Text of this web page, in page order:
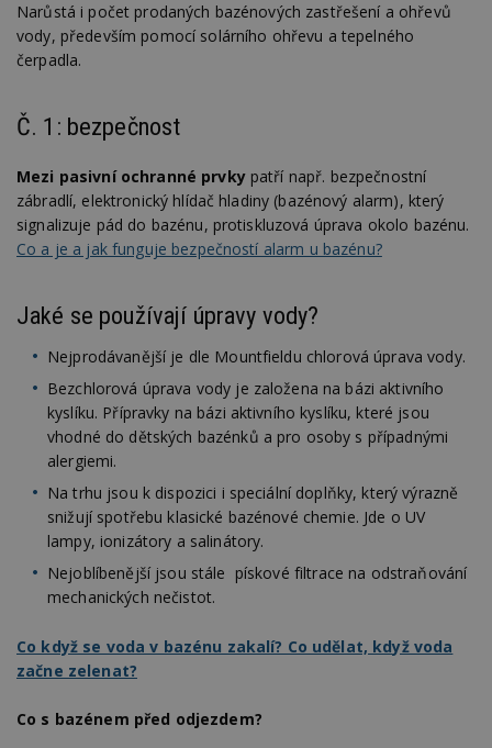
Narůstá i počet prodaných bazénových zastřešení a ohřevů
vody, především pomocí solárního ohřevu a tepelného
čerpadla.
Č. 1: bezpečnost
Mezi pasivní ochranné prvkypatří např. bezpečnostní
zábradlí, elektronický hlídač hladiny (bazénový alarm), který
signalizuje pád do bazénu, protiskluzová úprava okolo bazénu.
Co a je a jak funguje bezpečností alarm u bazénu?
Jaké se používají úpravy vody?
Nejprodávanější je dle Mountfieldu chlorová úprava vody.
Bezchlorová úprava vody je založena na bázi aktivního
kyslíku. Přípravky na bázi aktivního kyslíku, které jsou
vhodné do dětských bazénků a pro osoby s případnými
alergiemi.
Na trhu jsou k dispozici i speciální doplňky, který výrazně
snižují spotřebu klasické bazénové chemie. Jde o UV
lampy, ionizátory a salinátory.
Nejoblíbenější jsou stále pískové filtrace na odstraňování
mechanických nečistot.
Co když se voda v bazénu zakalí? Co udělat, když voda
začne zelenat?
Co s bazénem před odjezdem?